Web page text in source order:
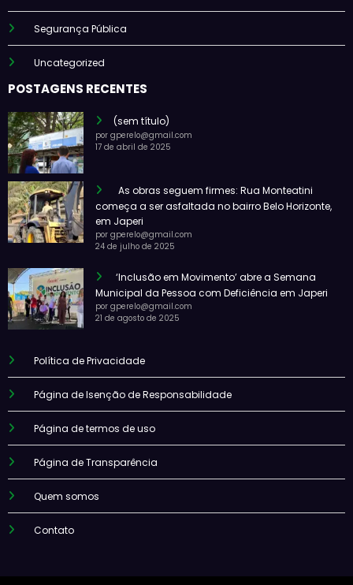
Segurança Pública
Uncategorized
POSTAGENS RECENTES
(sem título)
por gperelo@gmail.com
17 de abril de 2025
As obras seguem firmes: Rua Monteatini
começa a ser asfaltada no bairro Belo Horizonte,
em Japeri
por gperelo@gmail.com
24 de julho de 2025
‘Inclusão em Movimento’ abre a Semana
Municipal da Pessoa com Deficiência em Japeri
por gperelo@gmail.com
21 de agosto de 2025
Política de Privacidade
Página de Isenção de Responsabilidade
Página de termos de uso
Página de Transparência
Quem somos
Contato